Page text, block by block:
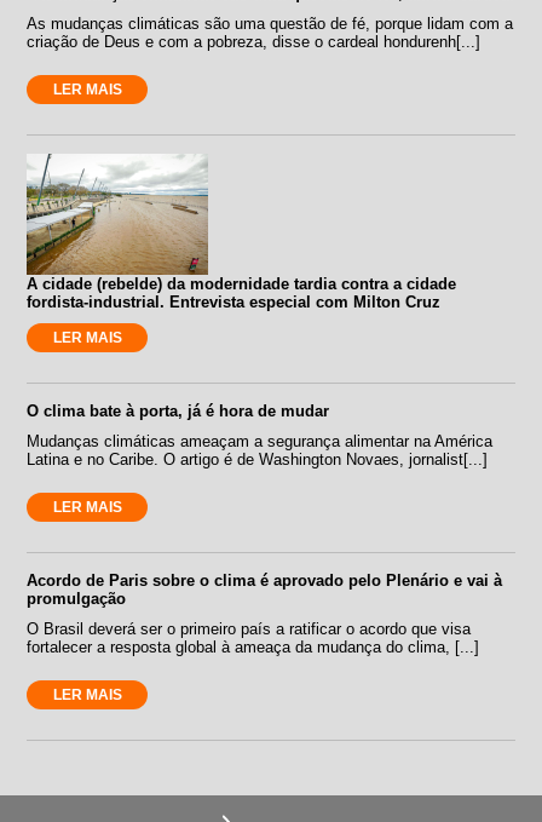
As mudanças climáticas são uma questão de fé, porque lidam com a
criação de Deus e com a pobreza, disse o cardeal hondurenh[...]
LER MAIS
A cidade (rebelde) da modernidade tardia contra a cidade
fordista-industrial. Entrevista especial com Milton Cruz
LER MAIS
O clima bate à porta, já é hora de mudar
Mudanças climáticas ameaçam a segurança alimentar na América
Latina e no Caribe. O artigo é de Washington Novaes, jornalist[...]
LER MAIS
Acordo de Paris sobre o clima é aprovado pelo Plenário e vai à
promulgação
O Brasil deverá ser o primeiro país a ratificar o acordo que visa
fortalecer a resposta global à ameaça da mudança do clima, [...]
LER MAIS